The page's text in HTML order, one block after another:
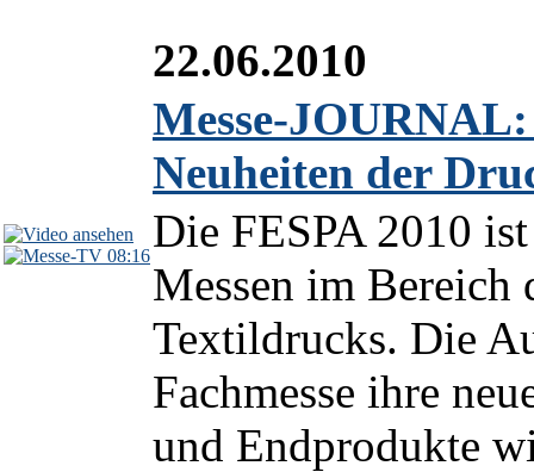
08:16
22.06.2010
Messe-
Neuheiten der
Die FESPA 2010
Messen im
Textildrucks. Die
Fachmesse ihre
und Endprodukte